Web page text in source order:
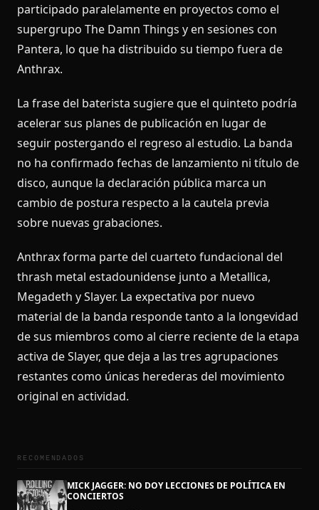
participado paralelamente en proyectos como el
supergrupo The Damn Things y en sesiones con
Pantera, lo que ha distribuido su tiempo fuera de
Anthrax.
La frase del baterista sugiere que el quinteto podría
acelerar sus planes de publicación en lugar de
seguir postergando el regreso al estudio. La banda
no ha confirmado fechas de lanzamiento ni título de
disco, aunque la declaración pública marca un
cambio de postura respecto a la cautela previa
sobre nuevas grabaciones.
Anthrax forma parte del cuarteto fundacional del
thrash metal estadounidense junto a Metallica,
Megadeth y Slayer. La expectativa por nuevo
material de la banda responde tanto a la longevidad
de sus miembros como al cierre reciente de la etapa
activa de Slayer, que deja a las tres agrupaciones
restantes como únicas herederas del movimiento
original en actividad.
RECOMENDADOS
MICK JAGGER: NO DOY LECCIONES DE POLÍTICA EN
CONCIERTOS